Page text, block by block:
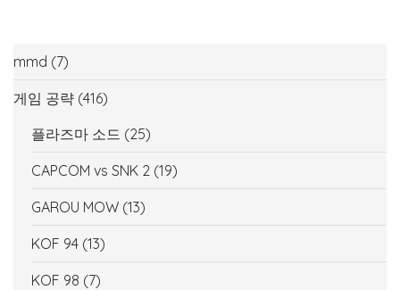
mmd (7)
게임 공략 (416)
플라즈마 소드 (25)
CAPCOM vs SNK 2 (19)
GAROU MOW (13)
KOF 94 (13)
KOF 98 (7)